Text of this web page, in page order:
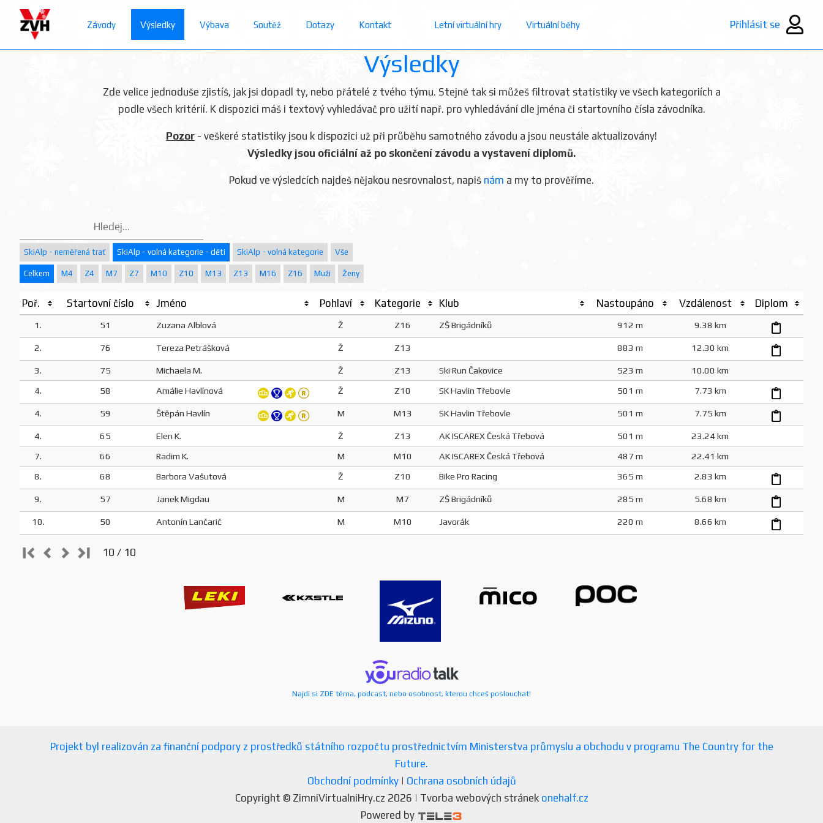
Závody Výsledky Výbava Soutěž Dotazy Kontakt Letní virtuální hry Virtuální běhy Přihlásit se
Výsledky
Zde velice jednoduše zjistíš, jak jsi dopadl ty, nebo přátelé z tvého týmu. Stejně tak si můžeš filtrovat statistiky ve všech kategoriích a
podle všech kritérií. K dispozici máš i textový vyhledávač pro užití např. pro vyhledávání dle jména či startovního čísla závodníka.
Pozor - veškeré statistiky jsou k dispozici už při průběhu samotného závodu a jsou neustále aktualizovány!
Výsledky jsou oficiální až po skončení závodu a vystavení diplomů.
Pokud ve výsledcích najdeš nějakou nesrovnalost, napiš nám a my to prověříme.
SkiAlp - neměřená trať SkiAlp - volná kategorie - děti SkiAlp - volná kategorie Vše
Celkem M4 Z4 M7 Z7 M10 Z10 M13 Z13 M16 Z16 Muži Ženy
Poř. Startovní číslo Jméno Pohlaví Kategorie Klub Nastoupáno Vzdálenost Diplom
1. 51 Zuzana Alblová Ž Z16 ZŠ Brigádníků 912 m 9.38 km
2. 76 Tereza Petrášková Ž Z13 883 m 12.30 km
3. 75 Michaela M. Ž Z13 Ski Run Čakovice 523 m
10.00 km
4.
58 Amálie Havlínová Ž Z10 SK Havlin Třebovle 501 m 7.73 km
4. 59 Štěpán Havlín M M13 SK Havlin Třebovle 501 m 7.75 km
4. 65 Elen K. Ž Z13 AK ISCAREX Česká Třebová 501 m
23.24 km
7.
66 Radim K. M M10 AK ISCAREX Česká Třebová 487 m
22.41 km
8.
68 Barbora Vašutová Ž Z10 Bike Pro Racing 365 m 2.83 km
9. 57 Janek Migdau M M7 ZŠ Brigádníků 285 m 5.68 km
10. 50 Antonín Lančarič M M10 Javorák 220 m 8.66 km
10 / 10
Najdi si ZDE téma, podcast, nebo osobnost, kterou chceš poslouchat!
Projekt byl realizován za finanční podpory z prostředků státního rozpočtu prostřednictvím Ministerstva průmyslu a obchodu v programu The Country for the
Future.
Obchodní podmínky| Ochrana osobních údajů
Copyright © ZimniVirtualniHry.cz 2026 | Tvorba webových stránek onehalf.cz
Powered by